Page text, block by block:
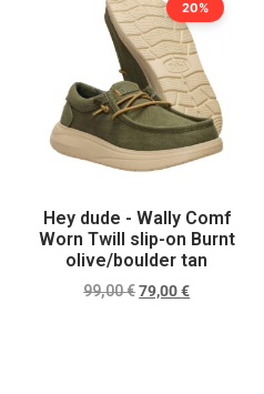
20%
Hey dude - Wally Comf
Worn Twill slip-on Burnt
olive/boulder tan
99,00€79,00€